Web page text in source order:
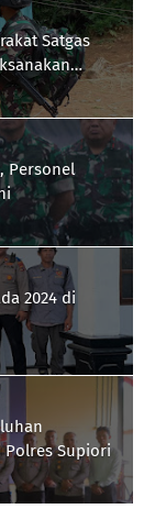
Satgas
Personel
2024 di
Polres Supiori